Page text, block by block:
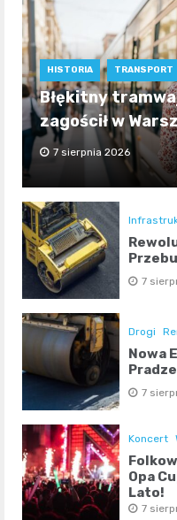
HISTORIA TRANSPORT
Błękitny
zagościł w
7 sierpnia 2026
7
Drogi
Nowa
7
Koncert
Opa
Lato!
7